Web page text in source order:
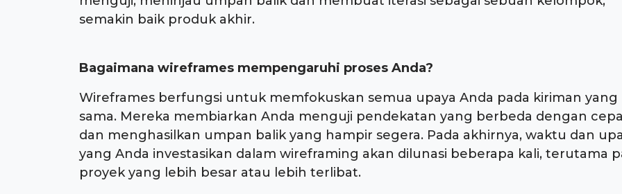
semakin baik produk akhir.
Bagaimana wireframes mempengaruhi proses Anda?
Wireframes berfungsi untuk memfokuskan semua upaya Anda pada kiriman yang
sama. Mereka membiarkan Anda menguji pendekatan yang berbeda dengan
dan menghasilkan umpan balik yang hampir segera. Pada akhirnya, waktu dan
yang Anda investasikan dalam wireframing akan dilunasi beberapa kali, terutama
proyek yang lebih besar atau lebih terlibat.